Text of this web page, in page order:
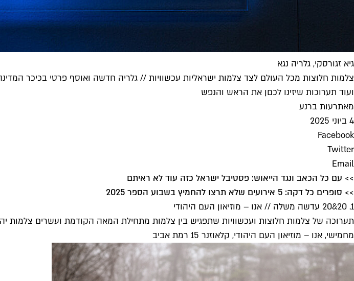
גיא זגורסקי, גלריה נגא
צלמות חלוצות מכל העולם לצד צלמות ישראליות עכשוויות // גלריה חדשה ואוסף פרטי בכיכר
ועוד תערוכות שיזינו לכםן את הראש והנפש
מאתרעות ברנע
4 ביוני 2025
Facebook
Twitter
Email
>> עם כל הכאב ונגד הייאוש: פסטיבל ישראל כזה עוד לא ראיתם
>> סופרים כל דקה: 5 אירועים שלא תרצו להחמיץ בשבוע הספר 2025
1. 20&20 עדשה משלה // אנו – מוזיאון העם היהודי
תערוכה של צלמות חלוצות ועכשוויות שתפגיש בין צלמות מתחילת המאה הקודמת ועשרים צלמות
מחמישי, אנו – מוזיאון העם היהודי, קלאוזנר 15 רמת אביב